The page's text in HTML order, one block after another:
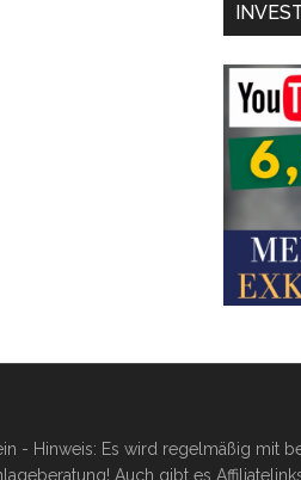
- Hinweis: Es wird regelmäßig mit
Auch gibt es